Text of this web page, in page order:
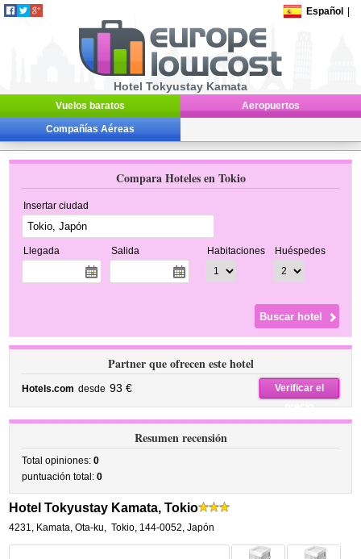
Español
Hotel Tokyustay Kamata
Vuelos baratos Aeropuertos
Compañías Aéreas
Compara Hoteles en Tokio
Insertar ciudad
Llegada Salida Habitaciones Huéspedes
Partner que ofrecen este hotel
Hotels.com desde 93 €
Verificar el
precio
Resumen recensión
Total opiniones:0
puntuación total:0
Hotel Tokyustay Kamata, Tokio
4231, Kamata, Ota-ku, Tokio, 144-0052, Japón